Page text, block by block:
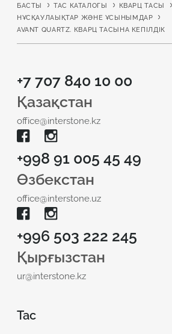
БАСТЫ ТАС КАТАЛОГЫ КВАРЦ ТАСЫ
НҰСҚАУЛАЫҚТАР ЖӘНЕ ҰСЫНЫМДАР
AVANT QUARTZ. КВАРЦ ТАСЫНА КЕПІЛДІК
+7 707 840 10 00
Қазақстан
office@interstone.kz
+998 91 005 45 49
Өзбекстан
office@interstone.uz
+996 503 222 245
Қырғызстан
ur@interstone.kz
Тас